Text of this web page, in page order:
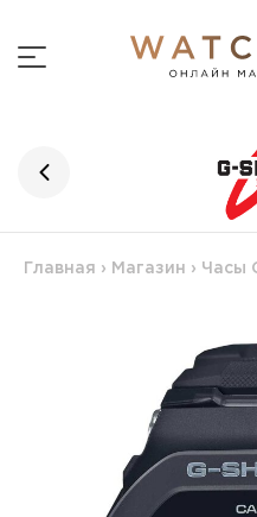
Главная › Магазин › Часы